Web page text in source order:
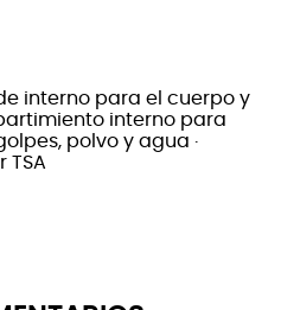
interno para el cuerpo y
interno para
polvo y agua ·
TSA